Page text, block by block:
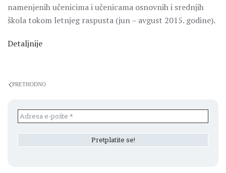
namenjenih učenicima i učenicama osnovnih i srednjih
škola tokom letnjeg raspusta (jun – avgust 2015. godine).
Detaljnije
PRETHODNO